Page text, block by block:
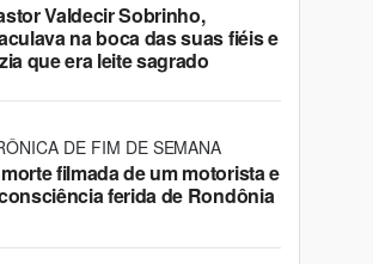
Valdecir Sobrinho,
na boca das suas fiéis e
que era leite sagrado
DE FIM DE SEMANA
filmada de um motorista e
ferida de Rondônia